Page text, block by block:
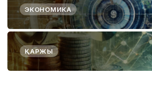
ЭКОНОМИКА
ҚАРЖЫ